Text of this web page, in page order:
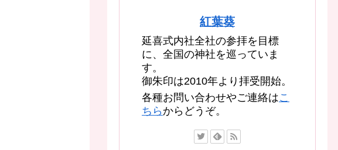
紅葉葵
延喜式内社全社の参拝を目標
に、全国の神社を巡っていま
す。
御朱印は2010年より拝受開始。
各種お問い合わせやご連絡はこ
ちらからどうぞ。